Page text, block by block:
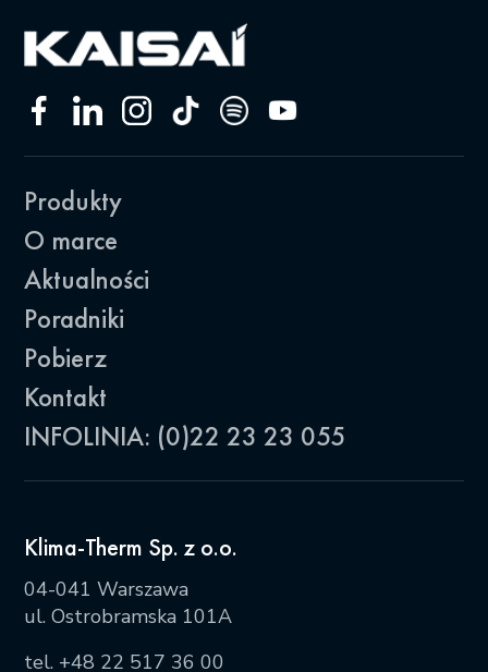
Produkty
O marce
Aktualności
Poradniki
Pobierz
Kontakt
INFOLINIA: (0)22 23 23 055
Klima-Therm Sp. z o.o.
04-041 Warszawa
ul. Ostrobramska 101A
tel. +48 22 517 36 00